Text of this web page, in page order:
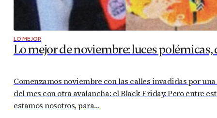
LO MEJOR
Lo mejor de noviembre: luces
Comenzamos noviembre con las calles invadidas por una
del mes con otra avalancha: el Black Friday. Pero entre
estamos nosotros, para…